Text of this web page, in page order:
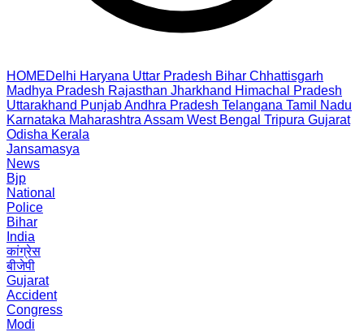
HOMEDelhi Haryana Uttar Pradesh Bihar Chhattisgarh
Madhya Pradesh Rajasthan Jharkhand Himachal Pradesh
Uttarakhand PunjabAndhra Pradesh Telangana Tamil Nadu
Karnataka Maharashtra Assam West Bengal Tripura Gujarat
Odisha Kerala
Jansamasya
News
Bjp
National
Police
Bihar
India
कांग्रेस
बीजेपी
Gujarat
Accident
Congress
Modi